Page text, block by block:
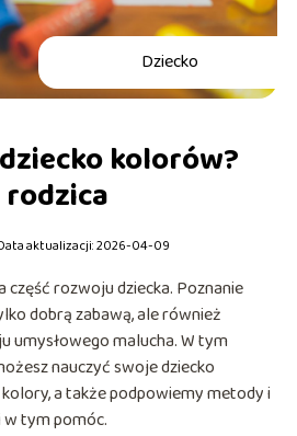
Dziecko
kolorów?
aktualizacji: 2026-04-09
rozwoju dziecka. Poznanie
dobrą zabawą, ale również
umysłowego malucha. W tym
nauczyć swoje dziecko
a także podpowiemy metody i
w tym pomóc.